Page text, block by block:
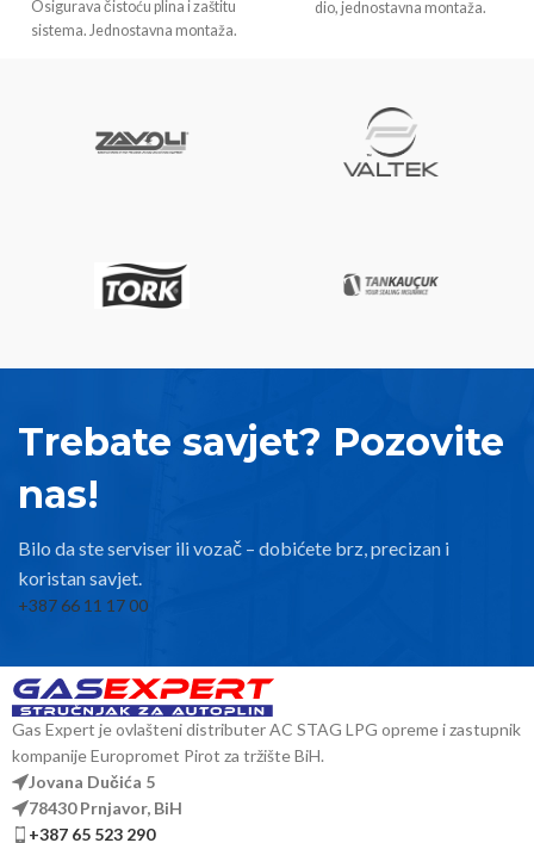
Osigurava čistoću plina i zaštitu
sistema. Jednostavna montaža.
dio, jednostavna montaža.
Trebate savjet? Pozovite
nas!
Bilo da ste serviser ili vozač – dobićete brz, precizan i
koristan savjet.
+387 66 11 17 00
Gas Expert je ovlašteni distributer AC STAG LPG opreme i zastupnik
kompanije Europromet Pirot za tržište BiH.
Jovana Dučića 5
78430 Prnjavor, BiH
+387 65 523 290